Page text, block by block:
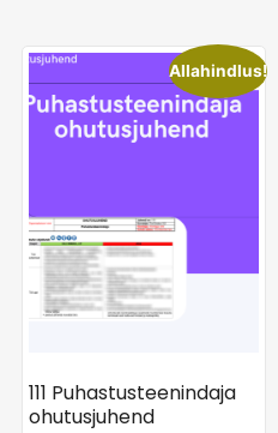
Allahindlus!
111 Puhastusteenindaja
ohutusjuhend